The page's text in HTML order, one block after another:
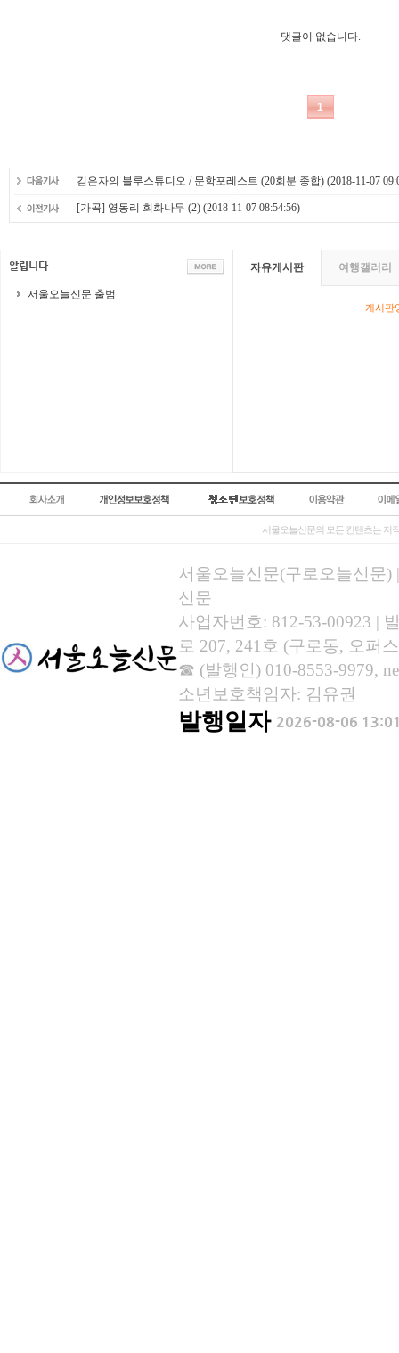
김은자의 블루스튜디오 / 문학포레스트 (20회분 종합) (2018-11-07
[가곡] 영동리 회화나무 (2) (2018-11-07 08:54:56)
서울오늘신문 출범
자유게시판 여행갤러리
게시판
서울오늘신문의 모든 컨텐츠는 저
서울오늘신문(구로오늘신문)
신문
사업자번호: 812-53-00923 |
로 207, 241호 (구로동, 오퍼
☎ (발행인) 010-8553-9979,
소년보호책임자: 김유권
발행일자